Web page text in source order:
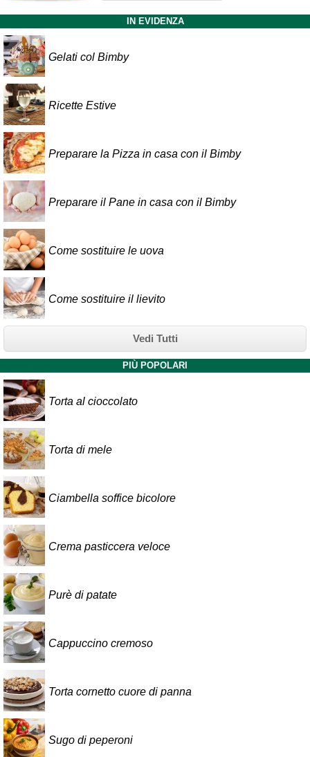
IN EVIDENZA
Gelati col Bimby
Ricette Estive
Preparare la Pizza in casa con il Bimby
Preparare il Pane in casa con il Bimby
Come sostituire le uova
Come sostituire il lievito
Vedi Tutti
PIÙ POPOLARI
Torta al cioccolato
Torta di mele
Ciambella soffice bicolore
Crema pasticcera veloce
Purè di patate
Cappuccino cremoso
Torta cornetto cuore di panna
Sugo di peperoni